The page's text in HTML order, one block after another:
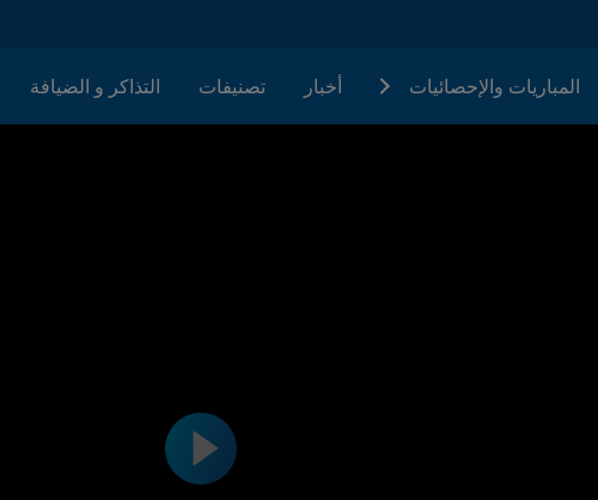
المباريات والإحصائيات أخبار تصنيفات التذاكر و الضيافة